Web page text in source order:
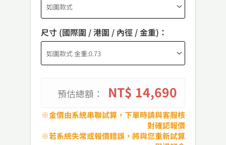
尺寸 (國際圍 / 港圍 / 內徑 / 金重)：
預估總額： NT$ 14,690
※金價由系統串聯試算，下單時請與客服核
對確認報價
※若系統失常或報價錯誤，將與您重新試算